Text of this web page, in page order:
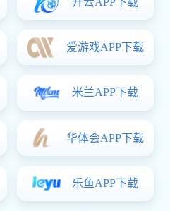
广泛应用
仅可以保
电泳喷
电泳喷漆
质、起泡
等。1、杂
可能由以